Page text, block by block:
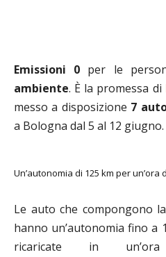
Emissioni 0 per le
ambiente. È la promessa di
messo a disposizione 7
a Bologna dal 5 al 12 giugno.
Un’autonomia di 125 km per un’ora
Le auto che compongono
hanno un’autonomia fino a
ricaricate in